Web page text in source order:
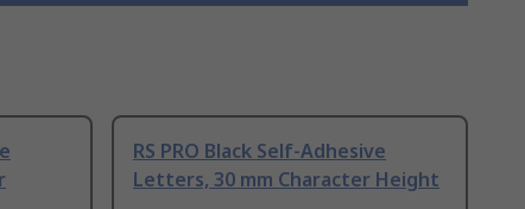
RS PRO Black Self-Adhesive
Letters, 30 mm Character Height